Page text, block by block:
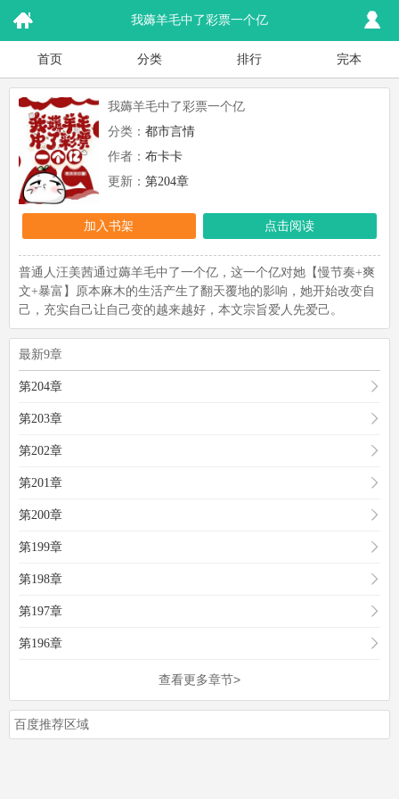
我薅羊毛中了彩票一个亿
首页 分类 排行 完本
我薅羊毛中了彩票一个亿
分类： 都市言情
作者： 布卡卡
更新： 第204章
加入书架 点击阅读
普通人汪美茜通过薅羊毛中了一个亿，这一个亿对她【慢节奏+爽
文+暴富】原本麻木的生活产生了翻天覆地的影响，她开始改变自
己，充实自己让自己变的越来越好，本文宗旨爱人先爱己。
最新9章
第204章
第203章
第202章
第201章
第200章
第199章
第198章
第197章
第196章
查看更多章节>
百度推荐区域